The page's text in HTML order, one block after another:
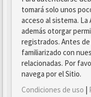
tomará solo unos
acceso al sistema.
además otorgar
registrados. Antes
familiarizado con
relacionadas. Por
navega por el Sitio.
Condiciones de uso |